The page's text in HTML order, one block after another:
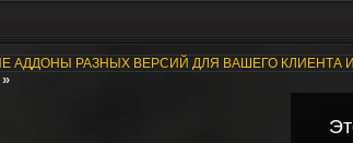
АДДОНЫ РАЗНЫХ ВЕРСИЙ ДЛЯ ВАШЕГО КЛИЕНТА
»